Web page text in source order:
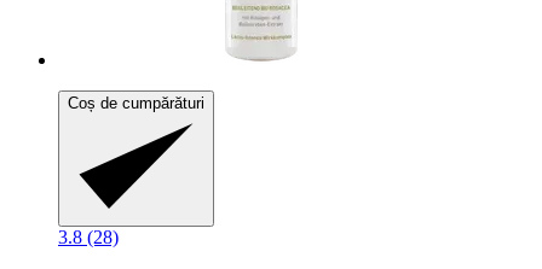
Coș de cumpărături
3.8 (28)